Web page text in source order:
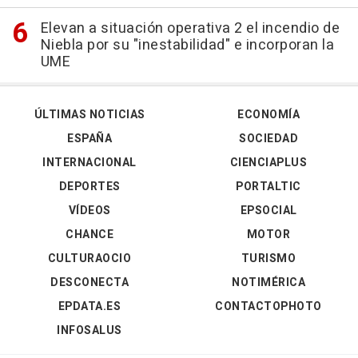
Elevan a situación operativa 2 el incendio de
Niebla por su "inestabilidad" e incorporan la
UME
ÚLTIMAS NOTICIAS
ESPAÑA
INTERNACIONAL
DEPORTES
VÍDEOS
ECONOMÍA
SOCIEDAD
CIENCIAPLUS
PORTALTIC
EPSOCIAL
CHANCE
CULTURAOCIO
DESCONECTA
EPDATA.ES
INFOSALUS
MOTOR
TURISMO
NOTIMÉRICA
CONTACTOPHOTO